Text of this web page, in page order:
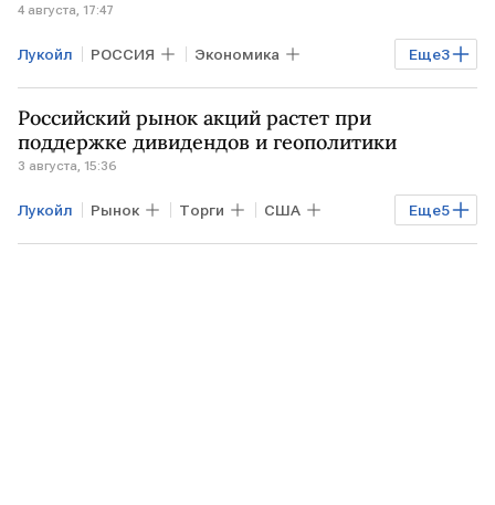
4 августа, 17:47
Еще3
Лукойл РОССИЯ Экономика
Балтийское море РФ Минприроды
Российский рынок акций растет при
поддержке дивидендов и геополитики
3 августа, 15:36
Еще5
Лукойл Рынок Торги США
УКРАИНА Марко Рубио